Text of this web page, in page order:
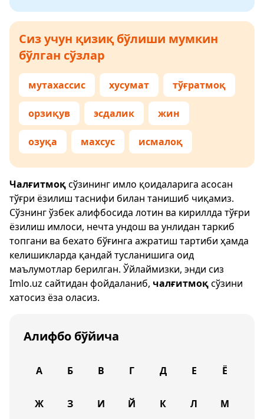
Сиз учун қизиқ бўлиши мумкин
бўлган сўзлар
мутахассис хусумат тўғратмоқ
орзиқув эсдалик жин
озуқа махсус исмалоқ
Чалғитмоқсўзининг имло қоидаларига асосан
тўғри ёзилиш таснифи билан танишиб чиқамиз.
Сўзнинг ўзбек алифбосида лотин ва кириллда тўғри
ёзилиш имлоси, нечта ундош ва унлидан таркиб
топгани ва бехато бўғинга ажратиш тартиби ҳамда
келишикларда қандай тусланишига оид
маълумотлар берилган. Ўйлаймизки, энди сиз
Imlo.uz сайтидан фойдаланиб, чалғитмоқсўзини
хатосиз ёза оласиз.
Алифбо бўйича
А Б В Г Д Е Ё
Ж З И Й К Л М